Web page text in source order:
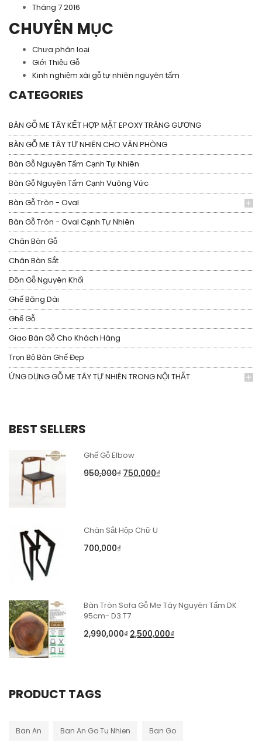
Tháng 7 2016
CHUYÊN MỤC
Chưa phân loại
Giới Thiệu Gỗ
Kinh nghiệm xài gỗ tự nhiên nguyên tấm
CATEGORIES
BÀN GỖ ME TÂY KẾT HỢP MẶT EPOXY TRÁNG GƯƠNG
BÀN GỖ ME TÂY TỰ NHIÊN CHO VĂN PHÒNG
Bàn Gỗ Nguyên Tấm Cạnh Tự Nhiên
Bàn Gỗ Nguyên Tấm Cạnh Vuông Vức
Bàn Gỗ Tròn - Oval
Bàn Gỗ Tròn - Oval Cạnh Tự Nhiên
Chân Bàn Gỗ
Chân Bàn Sắt
Đôn Gỗ Nguyên Khối
Ghế Băng Dài
Ghế Gỗ
Giao Bàn Gỗ Cho Khách Hàng
Trọn Bộ Bàn Ghế Đẹp
ỨNG DỤNG GỖ ME TÂY TỰ NHIÊN TRONG NỘI THẤT
BEST SELLERS
Ghế Gỗ Elbow
950,000₫ 750,000₫
Chân Sắt Hộp Chữ U
700,000₫
Bàn Tròn Sofa Gỗ Me Tây Nguyên Tấm DK
95cm- D3.T7
2,990,000₫ 2,500,000₫
PRODUCT TAGS
Ban An Ban An Go Tu Nhien Ban Go